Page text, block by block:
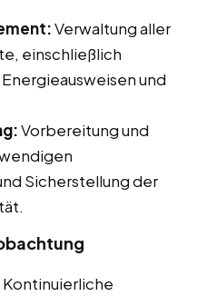
Verwaltung aller
einschließlich
und
Vorbereitung und
Sicherstellung der
Kontinuierliche